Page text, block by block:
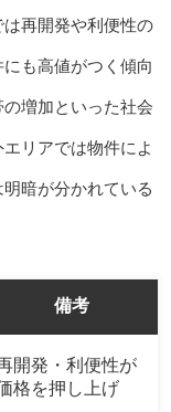
再開発や利便性の
も高値がつく傾向
増加といった社会
リアでは物件によ
暗が分かれている
備考
開発・利便性が
格を押し上げ